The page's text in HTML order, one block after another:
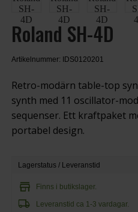
Roland SH-4D
Artikelnummer: IDS0120201
Retro-modärn table-top
synth med 11 oscillator-
sequenser. Ett kraftpaket
portabel design.
Lagerstatus / Leveranstid
store Finns i butikslager.
local_shipping Leveranstid ca 1-3 vardagar.